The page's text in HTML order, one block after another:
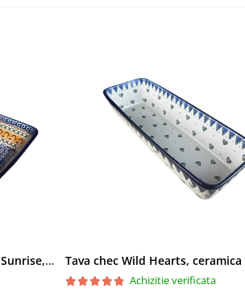
Tava dreptunghiulara Morning Sunrise, ceramica smaltuita, pictata manual, 27,0 X 32, 5 cm
Achizitie verificata